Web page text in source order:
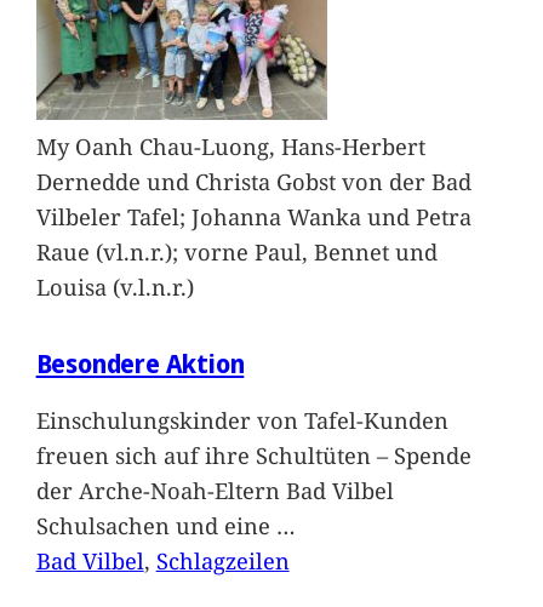
My Oanh Chau-Luong, Hans-Herbert
Dernedde und Christa Gobst von der Bad
Vilbeler Tafel; Johanna Wanka und Petra
Raue (vl.n.r.); vorne Paul, Bennet und
Louisa (v.l.n.r.)
Besondere Aktion
Einschulungskinder von Tafel-Kunden
freuen sich auf ihre Schultüten – Spende
der Arche-Noah-Eltern Bad Vilbel
Schulsachen und eine …
Bad Vilbel, Schlagzeilen